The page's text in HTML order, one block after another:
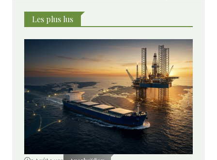
Les plus lus